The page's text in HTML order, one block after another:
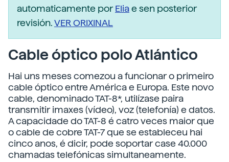
automaticamente porEliae sen posterior
revisión.VER ORIXINAL
Cable óptico polo Atlántico
Hai uns meses comezou a funcionar o primeiro
cable óptico entre América e Europa. Este novo
cable, denominado TAT-8*, utilízase paira
transmitir imaxes (vídeo), voz (telefonía) e datos.
A capacidade do TAT-8 é catro veces maior que
o cable de cobre TAT-7 que se estableceu hai
cinco anos, é dicir, pode soportar case 40.000
chamadas telefónicas simultaneamente.